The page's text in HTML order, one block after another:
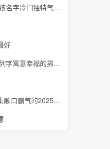
字冷门独特气质佳
好
福的男孩名字要顺口
口霸气的2025蛇年